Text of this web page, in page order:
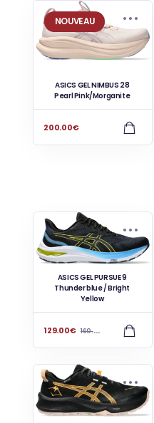
NOUVEAU
ASICS GEL NIMBUS 28
Pearl Pink/Morganite
200.00€
ASICS GEL PURSUE 9
Thunder blue / Bright
Yellow
129.00€ 160.00